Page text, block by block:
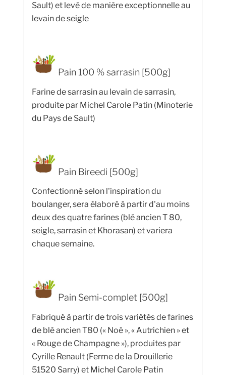
Sault) et levé de manière exceptionnelle au
levain de seigle
Pain 100 % sarrasin [500g]
Farine de sarrasin au levain de sarrasin,
produite par Michel Carole Patin (Minoterie
du Pays de Sault)
Pain Bireedi [500g]
Confectionné selon l'inspiration du
boulanger, sera élaboré à partir d'au moins
deux des quatre farines (blé ancien T 80,
seigle, sarrasin et Khorasan) et variera
chaque semaine.
Pain Semi-complet [500g]
Fabriqué à partir de trois variétés de farines
de blé ancien T80 (« Noé », « Autrichien » et
« Rouge de Champagne »), produites par
Cyrille Renault (Ferme de la Drouillerie
51520 Sarry) et Michel Carole Patin